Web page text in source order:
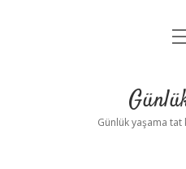
Yasal
Günlük yaşama tat